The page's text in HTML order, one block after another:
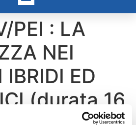
PEI : LA
NEI
IBRIDI ED
(durata 16